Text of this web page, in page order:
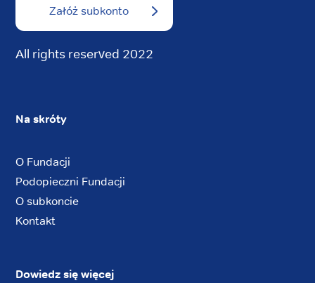
Załóż subkonto
All rights reserved 2022
Na skróty
O Fundacji
Podopieczni Fundacji
O subkoncie
Kontakt
Dowiedz się więcej